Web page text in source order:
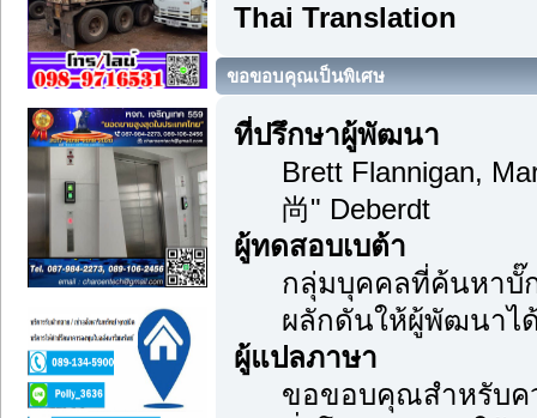
Thai Translation
ขอขอบคุณเป็นพิเศษ
ที่ปรึกษาผู้พัฒนา
Brett Flannigan,
尚" Deberdt
ผู้ทดสอบเบต้า
กลุ่มบุคคลที่ค้นหาบั๊
ผลักดันให้ผู้พัฒนาไ
ผู้แปลภาษา
ขอขอบคุณสำหรับค